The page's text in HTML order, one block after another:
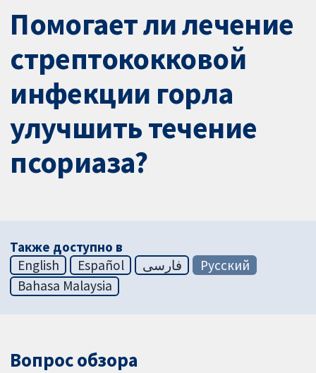
Помогает ли лечение
cтрептококковой
инфекции горла
улучшить течение
псориаза?
Также доступно в
English
Español فارسی
Русский
Bahasa Malaysia
Вопрос обзора